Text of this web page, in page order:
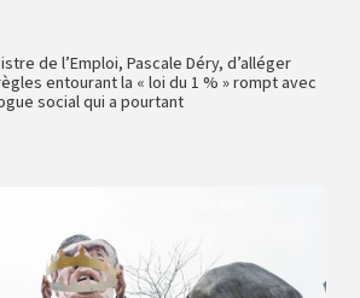
de l’Emploi, Pascale Déry, d’alléger
entourant la « loi du 1 % » rompt avec
social qui a pourtant